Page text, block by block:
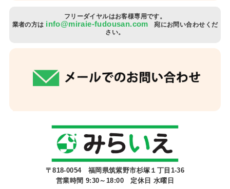
フリーダイヤルはお客様専用です。
業者の方は info@miraie-fudousan.com
宛にお問い合わせくだ
さい。
〒818-0054 福岡県筑紫野市杉塚１丁目1-36
営業時間 9:30～18:00 定休日 水曜日